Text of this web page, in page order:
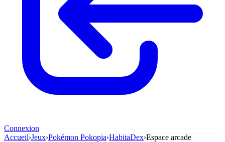
Connexion
Accueil›Jeux›Pokémon Pokopia›HabitaDex›Espace arcade